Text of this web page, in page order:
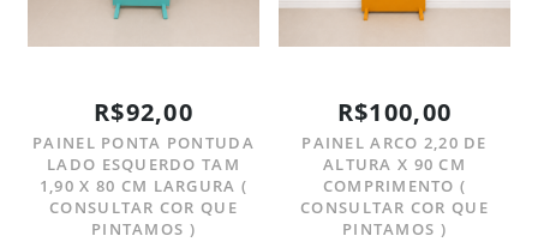
R$92,00
PAINEL PONTA PONTUDA
LADO ESQUERDO TAM
1,90 X 80 CM LARGURA (
CONSULTAR COR QUE
PINTAMOS )
R$100,00
PAINEL ARCO 2,20 DE
ALTURA X 90 CM
COMPRIMENTO (
CONSULTAR COR QUE
PINTAMOS )